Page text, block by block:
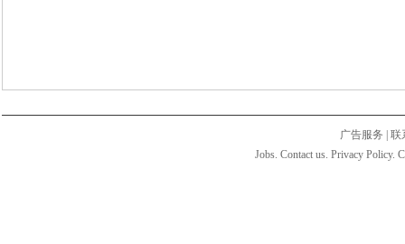
广告服务
联
Jobs. Contact us. Privacy Policy.